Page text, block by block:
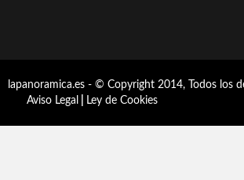
lapanoramica.es - © Copyright 2014, Todos los
Aviso Legal
Ley de Cookies